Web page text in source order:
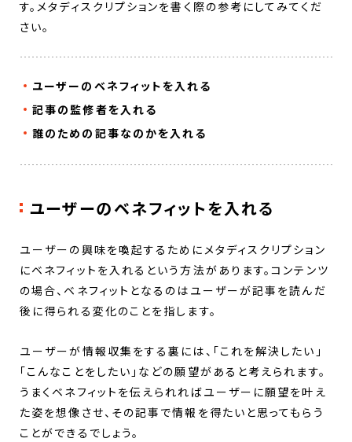
す。メタディスクリプションを書く際の参考にしてみてくだ
さい。
ユーザーのベネフィットを入れる
記事の監修者を入れる
誰のための記事なのかを入れる
ユーザーのベネフィットを入れる
ユーザーの興味を喚起するためにメタディスクリプション
にベネフィットを入れるという方法があります。コンテンツ
の場合、ベネフィットとなるのはユーザーが記事を読んだ
後に得られる変化のことを指します。
ユーザーが情報収集をする裏には、「これを解決したい」
「こんなことをしたい」などの願望があると考えられます。
うまくベネフィットを伝えられればユーザーに願望を叶え
た姿を想像させ、その記事で情報を得たいと思ってもらう
ことができるでしょう。